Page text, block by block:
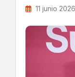
11 junio 2026